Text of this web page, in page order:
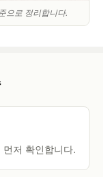
으로 정리합니다.
저 확인합니다.